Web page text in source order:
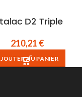
D2 Triple
210,21 €
AU PANIER